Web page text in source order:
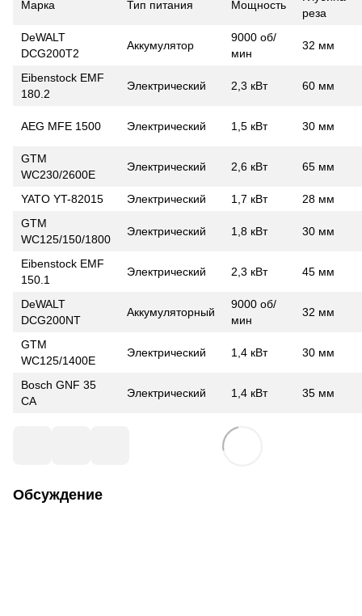
Марка Тип питания Мощность
реза
DeWALT
DCG200T2
Аккумулятор
9000 об/
мин
32 мм
Eibenstock EMF
180.2
Электрический 2,3 кВт 60 мм
AEG MFE 1500 Электрический 1,5 кВт 30 мм
GTM
WC230/2600E
Электрический 2,6 кВт 65 мм
YATO YT-82015 Электрический 1,7 кВт
28 мм
GTM
WC125/150/1800
Электрический 1,8 кВт 30 мм
Eibenstock EMF
150.1
Электрический 2,3 кВт 45 мм
DeWALT
DCG200NT
Аккумуляторный
9000 об/
мин
32 мм
GTM
WC125/1400E
Электрический 1,4 кВт 30 мм
Bosch GNF 35
CA
Электрический 1,4 кВт 35 мм
Обсуждение